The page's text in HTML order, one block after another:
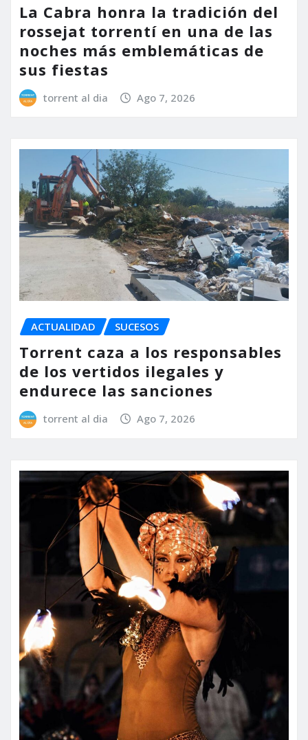
La Cabra honra la tradición del
rossejat torrentí en una de las
noches más emblemáticas de
sus fiestas
torrent al dia Ago 7, 2026
ACTUALIDAD SUCESOS
Torrent caza a los responsables
de los vertidos ilegales y
endurece las sanciones
torrent al dia Ago 7, 2026